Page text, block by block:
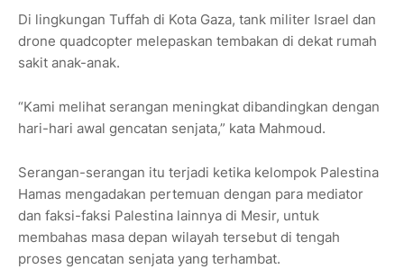
Di lingkungan Tuffah di Kota Gaza, tank militer Israel dan
drone quadcopter melepaskan tembakan di dekat rumah
sakit anak-anak.
“Kami melihat serangan meningkat dibandingkan dengan
hari-hari awal gencatan senjata,” kata Mahmoud.
Serangan-serangan itu terjadi ketika kelompok Palestina
Hamas mengadakan pertemuan dengan para mediator
dan faksi-faksi Palestina lainnya di Mesir, untuk
membahas masa depan wilayah tersebut di tengah
proses gencatan senjata yang terhambat.